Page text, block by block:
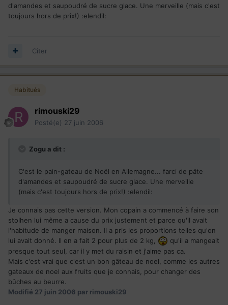
d'amandes et saupoudré de sucre glace. Une merveille (mais c'est
toujours hors de prix!) :elendil:
Citer
Habitués
rimouski29
Posté(e) 27 juin 2006
Zogu a dit :
C'est le pain-gateau de Noël en Allemagne... farci de pâte
d'amandes et saupoudré de sucre glace. Une merveille
(mais c'est toujours hors de prix!) :elendil:
Je connais pas cette version. Mon copain a commencé à faire son
stolhen lui même a cause du prix justement et parce qu'il avait
l'habitude de manger maison. Il a pris les proportions telles qu'on
lui avait donné. Il en a fait 2 pour plus de 2 kg,
qu'il a mangeait
presque tout seul, car il y met du raisin et j'aime pas ca.
Mais c'est vrai que c'est un bon gâteau de noel, comme les autres
gateaux de noel aux fruits que je connais, pour changer des
bûches au beurre.
Modifié 27 juin 2006 par rimouski29